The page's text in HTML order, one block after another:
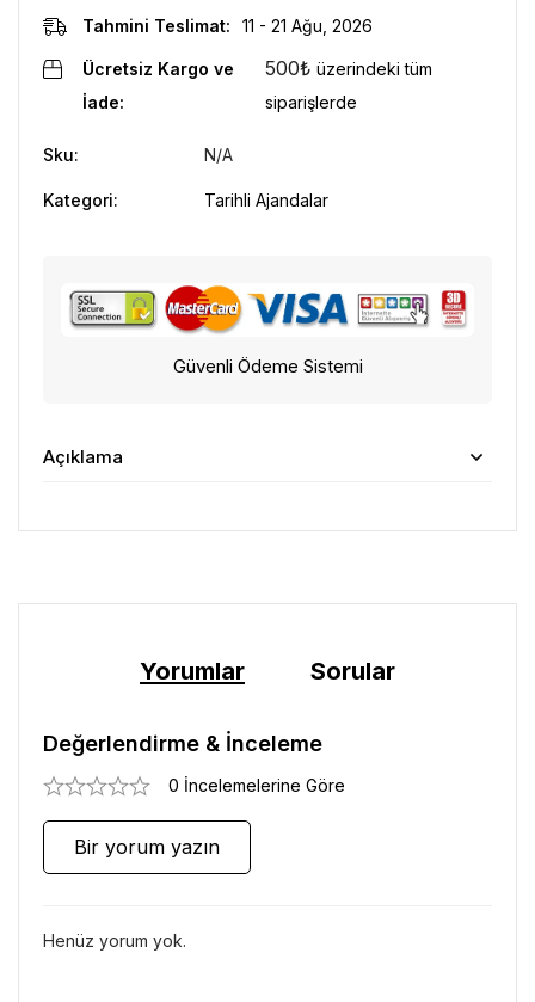
Tahmini Teslimat: 11 - 21 Ağu, 2026
Ücretsiz Kargo ve
İade:
500₺ üzerindeki tüm
siparişlerde
Sku: N/A
Kategori: Tarihli Ajandalar
Güvenli Ödeme Sistemi
Açıklama
Yorumlar Sorular
Değerlendirme & İnceleme
0 İncelemelerine Göre
Bir yorum yazın
Henüz yorum yok.